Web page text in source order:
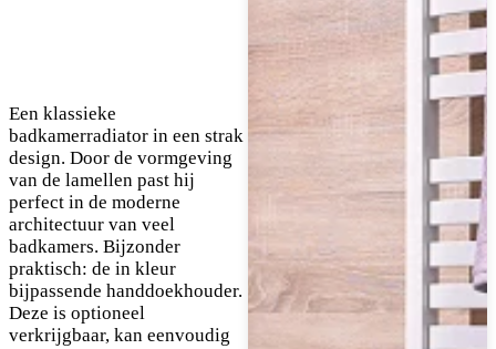
Een klassieke
badkamerradiator in een strak
design. Door de vormgeving
van de lamellen past hij
perfect in de moderne
architectuur van veel
badkamers. Bijzonder
praktisch: de in kleur
bijpassende handdoekhouder.
Deze is optioneel
verkrijgbaar, kan eenvoudig